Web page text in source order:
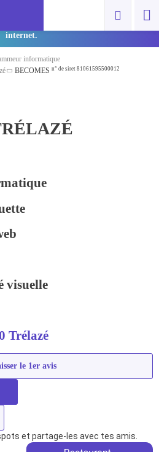
? Cliquez ici pour ajouter
et gagner en visibilité sur
internet.
informatique
BECOMES n° de siret 81061595500012
visuelle
Trélazé
le 1er avis
et partage-les avec tes amis.